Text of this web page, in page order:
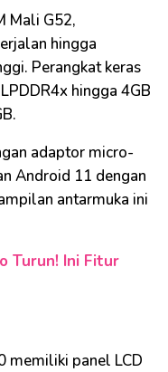
Mali G52,
hingga
Perangkat keras
hingga 4GB
adaptor micro-
Android 11 dengan
antarmuka ini
Turun! Ini Fitur
memiliki panel LCD